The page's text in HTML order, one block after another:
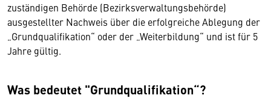
zuständigen Behörde (Bezirksverwaltungsbehörde)
ausgestellter Nachweis über die erfolgreiche Ablegung der
„Grundqualifikation“ oder der „Weiterbildung“ und ist für 5
Jahre gültig.
Was bedeutet "Grundqualifikation“?